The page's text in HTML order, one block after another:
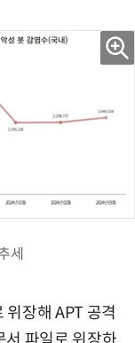
세
위장해 APT 공격